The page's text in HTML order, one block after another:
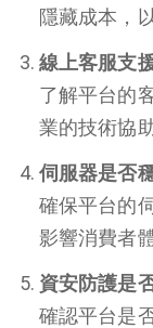
隱藏成本，
線上客服支
了解平台的
業的技術協助
伺服器是否
確保平台的
影響消費者體
資安防護是
確認平台是